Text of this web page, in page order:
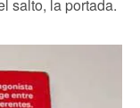
salto, la portada.